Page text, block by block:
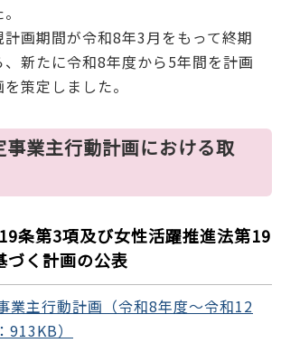
画期間が令和8年3月をもって終期
、新たに令和8年度から5年間を計画
策定しました。
事業主行動計画における取
条第3項及び女性活躍推進法第19
づく計画の公表
業主行動計画（令和8年度～令和12
）